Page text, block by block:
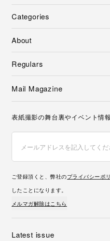
Categories
About
Regulars
Mail Magazine
表紙撮影の舞台裏やイベント情
ご登録頂くと、弊社のプライバシーポ
したことになります。
メルマガ解除はこちら
Latest issue